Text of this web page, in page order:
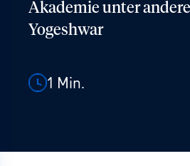
Akademie unter
Yogeshwar
1 Min.